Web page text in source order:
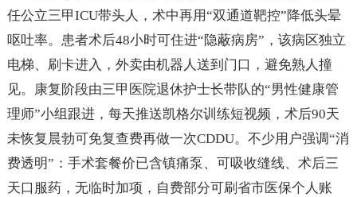
任公立三甲ICU带头人，术中再用“双通道靶控”降低头晕
呕吐率。患者术后48小时可住进“隐蔽病房”，该病区独立
电梯、刷卡进入，外卖由机器人送到门口，避免熟人撞
见。康复阶段由三甲医院退休护士长带队的“男性健康管
理师”小组跟进，每天推送凯格尔训练短视频，术后90天
未恢复晨勃可免复查费再做一次CDDU。不少用户强调“消
费透明”：手术套餐价已含镇痛泵、可吸收缝线、术后三
天口服药，无临时加项，自费部分可刷省市医保个人账